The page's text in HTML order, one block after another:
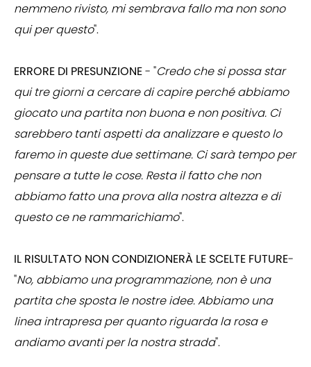
nemmeno rivisto, mi sembrava fallo ma non sono
qui per questo".
ERRORE DI PRESUNZIONE- "Credo che si possa star
qui tre giorni a cercare di capire perché abbiamo
giocato una partita non buona e non positiva. Ci
sarebbero tanti aspetti da analizzare e questo lo
faremo in queste due settimane. Ci sarà tempo per
pensare a tutte le cose. Resta il fatto che non
abbiamo fatto una prova alla nostra altezza e di
questo ce ne rammarichiamo".
IL RISULTATO NON CONDIZIONERÀ LE SCELTE FUTURE-
"No, abbiamo una programmazione, non è una
partita che sposta le nostre idee. Abbiamo una
linea intrapresa per quanto riguarda la rosa e
andiamo avanti per la nostra strada".